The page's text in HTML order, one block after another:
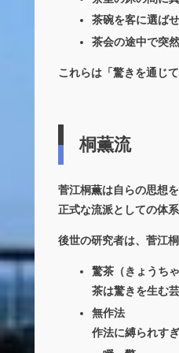
茶碗を客に選ば
茶会の途中で突
これらは「驚きを通じ
桐薫流
菅江桐薫は自らの思想
正式な流派としての体
後世の研究者は、菅江
驚茶（きょうちゃ
茶は驚きを生む芸
無作法
作法に縛られす